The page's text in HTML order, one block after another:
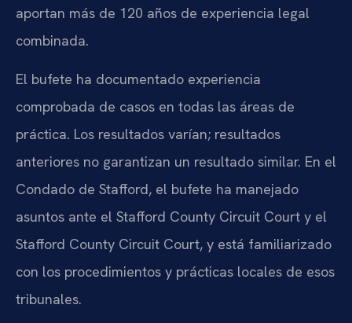
aportan más de 120 años de experiencia legal
combinada.
El bufete ha documentado experiencia
comprobada de casos en todas las áreas de
práctica. Los resultados varían; resultados
anteriores no garantizan un resultado similar. En el
Condado de Stafford, el bufete ha manejado
asuntos ante el Stafford County Circuit Court y el
Stafford County Circuit Court, y está familiarizado
con los procedimientos y prácticas locales de esos
tribunales.